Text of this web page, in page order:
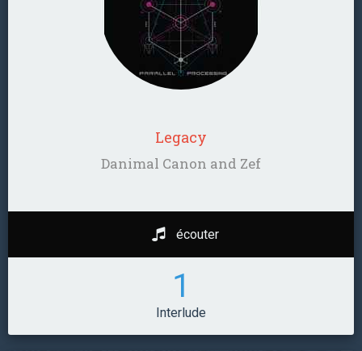
Legacy
Danimal Canon and Zef
écouter
1
Interlude